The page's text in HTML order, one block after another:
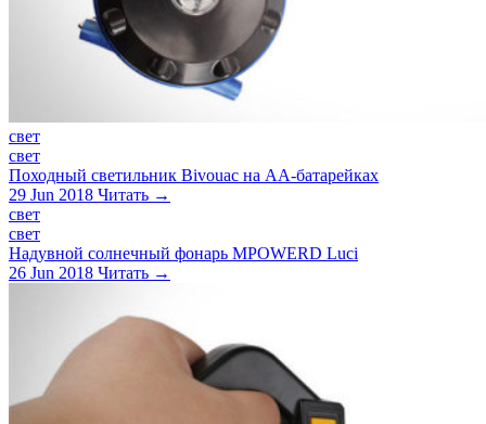
свет
свет
Походный светильник Bivouac на АА-батарейках
29 Jun 2018 Читать →
свет
свет
Надувной солнечный фонарь MPOWERD Luci
26 Jun 2018 Читать →